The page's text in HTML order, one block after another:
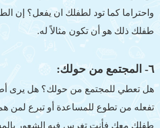
واحتراما كما تود لطفلك ان يفعل؟ إن
طفلك ذلك هو أن تكون مثالاً له.
٦- المجتمع من حولك:
هل تعطي للمجتمع من حولك؟ هل يرى
تفعله من تطوع للمساعدة أو تبرع لمن
طفلك معك فأنت تغرس فيه الشعور